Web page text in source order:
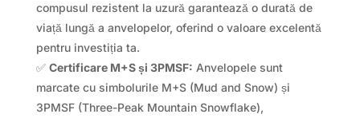
compusul rezistent la uzură garantează o durată de
viață lungă a anvelopelor, oferind o valoare excelentă
pentru investiția ta.
✅ Certificare M+S și 3PMSF: Anvelopele sunt
marcate cu simbolurile M+S (Mud and Snow) și
3PMSF (Three-Peak Mountain Snowflake),